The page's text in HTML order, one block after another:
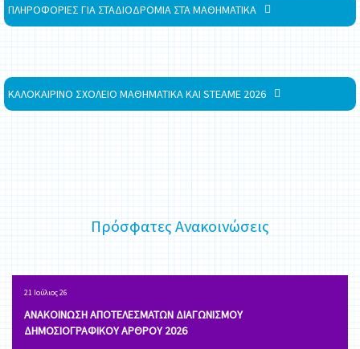
ΠΛΗΡΟΦΟΡΙΕΣ ΓΙΑ ΣΤΑΔΙΟΔΡΟΜΙΑ ΣΤΑ ΜΑΘΗΜΑΤΙΚΑ
ΚΑΛΟΚΑΙΡΙΝΟ ΣΧΟΛΕΙΟ ΜΑΘΗΜΑΤΙΚΑ ΚΑΙ STEAME 2026
Πρόσφατες Ανακοινώσεις
21 Ιούλιος 26
ΑΝΑΚΟΙΝΩΣΗ ΑΠΟΤΕΛΕΣΜΑΤΩΝ ΔΙΑΓΩΝΙΣΜΟΥ
ΔΗΜΟΣΙΟΓΡΑΦΙΚΟΥ ΑΡΘΡΟΥ 2026